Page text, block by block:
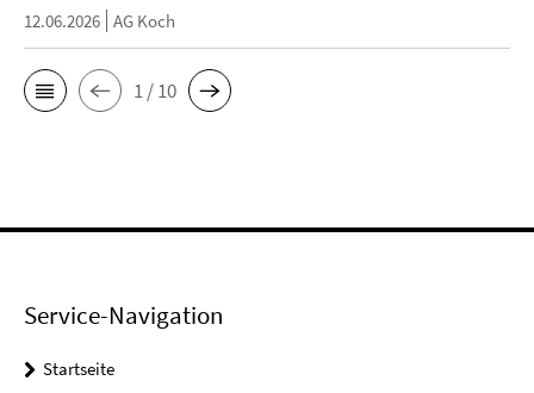
12.06.2026 AG Koch
1 / 10
Service-Navigation
Startseite